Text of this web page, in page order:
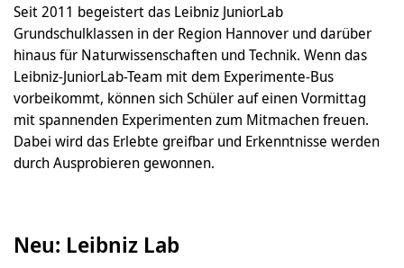
Seit 2011 begeistert das Leibniz JuniorLab
Grundschulklassen in der Region Hannover und darüber
hinaus für Naturwissenschaften und Technik. Wenn das
Leibniz-JuniorLab-Team mit dem Experimente-Bus
vorbeikommt, können sich Schüler auf einen Vormittag
mit spannenden Experimenten zum Mitmachen freuen.
Dabei wird das Erlebte greifbar und Erkenntnisse werden
durch Ausprobieren gewonnen.
Neu: Leibniz Lab